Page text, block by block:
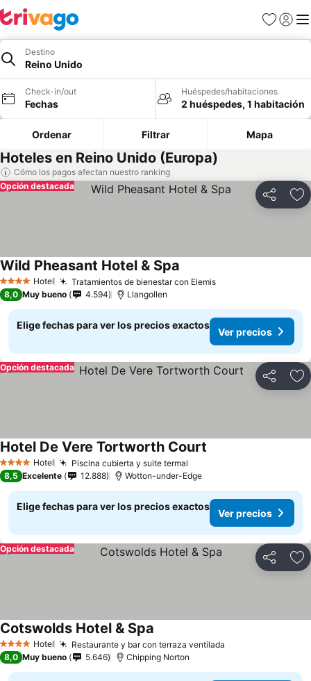
Favoritos
Iniciar
Destino
Reino Unido
Check-in/out
Fechas
Huéspedes/habitaciones
2 huéspedes, 1 habitación
Ordenar Filtrar Mapa
Hoteles en Reino Unido (Europa)
Cómo los pagos afectan nuestro ranking
Compartir
Opción destacada
4 EstrellasHotel Tratamientos de bienestar con Elemis
Wild Pheasant Hotel & Spa
8,0 Muy bueno 4.594 Llangollen
Elige fechas para ver los precios exactos
Ver precios
Compartir
Opción destacada
4 EstrellasHotel Piscina cubierta y suite termal
Hotel De Vere Tortworth Court
8,5 Excelente 12.888 Wotton-under-Edge
Elige fechas para ver los precios exactos
Ver precios
Compartir
Opción destacada
4 EstrellasHotel Restaurante y bar con terraza ventilada
Cotswolds Hotel & Spa
8,0 Muy bueno 5.646 Chipping Norton